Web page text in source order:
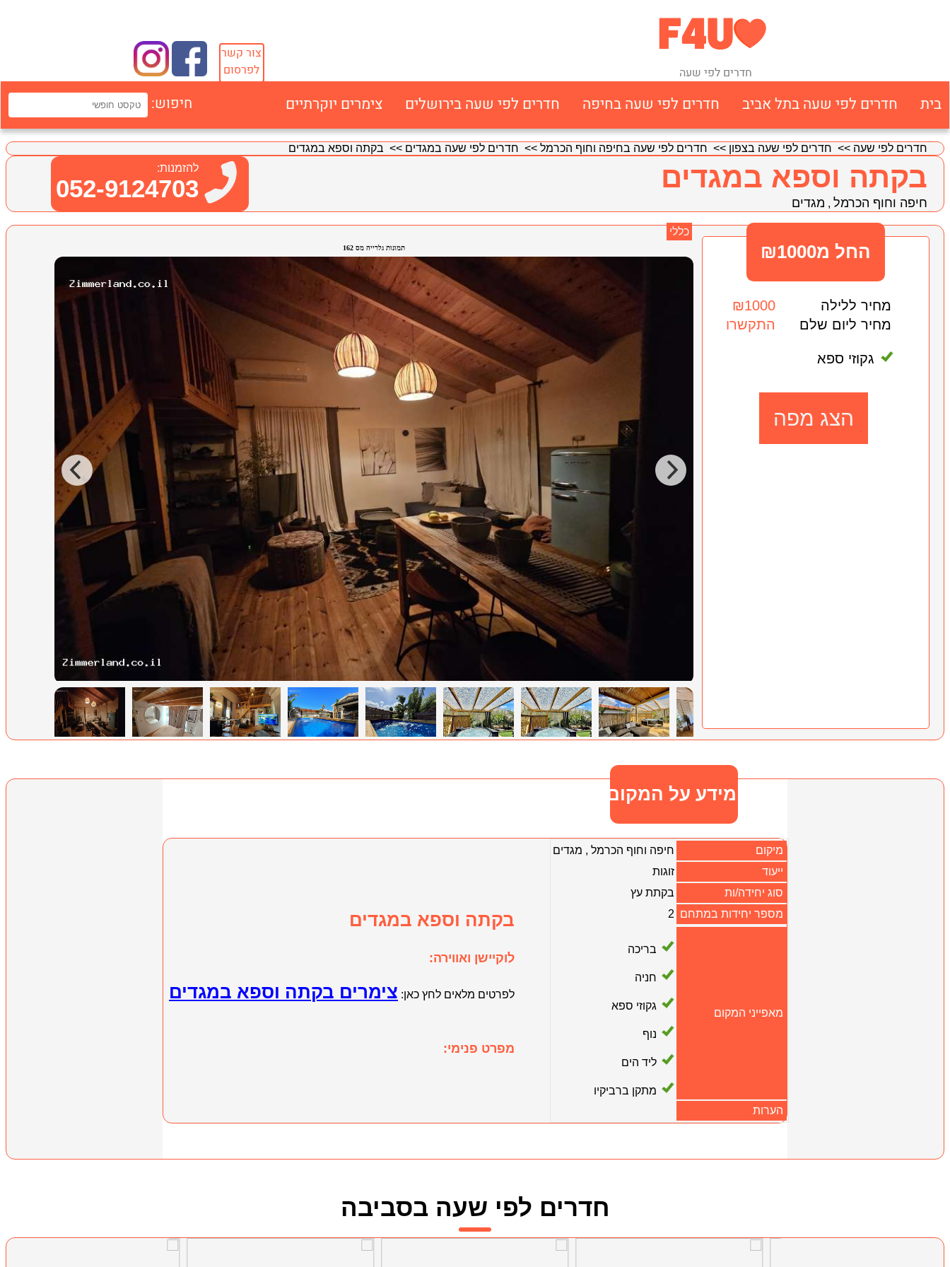
חדרים לפי שעה
צור קשר
לפרסום
בית חדרים לפי שעה בתל אביב חדרים לפי שעה בחיפה חדרים לפי שעה בירושלים צימרים יוקרתיים חיפוש:
חדרים לפי שעה >> חדרים לפי שעה בצפון >> חדרים לפי שעה בחיפה וחוף הכרמל >> חדרים לפי שעה במגדים >> בקתה וספא במגדים
בקתה וספא במגדים
חיפה וחוף הכרמל , מגדים
להזמנות:
052-9124703
החל מ₪1000
מחיר ללילה
₪1000
מחיר ליום שלם
התקשרו
גקוזי ספא
הצג מפה
כללי
מידע על המקום
מיקום חיפה וחוף הכרמל , מגדים
ייעוד
זוגות
סוג יחידה/ות
בקתת עץ
מספר יחידות במתחם 2
מאפייני המקום
בריכה
חניה
גקוזי ספא
נוף
ליד הים
מתקן ברביקיו
הערות
בקתה וספא במגדים
לוקיישן ואווירה:
לפרטים מלאים לחץ כאן: צימרים בקתה וספא במגדים
מפרט פנימי:
חדרים לפי שעה בסביבה